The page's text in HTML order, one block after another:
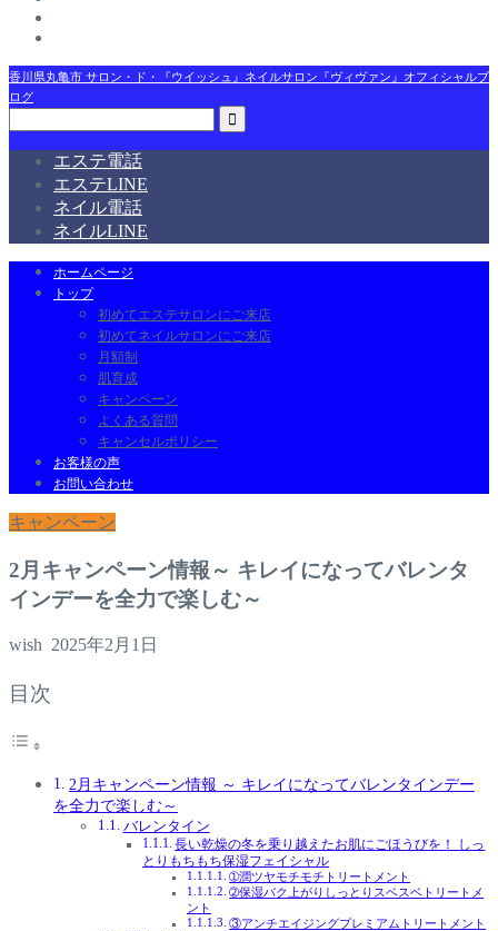
香川県丸亀市 サロン・ド・『ウイッシュ』ネイルサロン『ヴィヴァン』オフィシャルブ
ログ
エステ電話
エステLINE
ネイル電話
ネイルLINE
ホームページ
トップ
初めてエステサロンにご来店
初めてネイルサロンにご来店
月額制
肌育成
キャンペーン
よくある質問
キャンセルポリシー
お客様の声
お問い合わせ
キャンペーン
2月キャンペーン情報～ キレイになってバレンタ
インデーを全力で楽しむ～
wish 2025年2月1日
目次
2月キャンペーン情報 ～ キレイになってバレンタインデー
を全力で楽しむ～
バレンタイン
長い乾燥の冬を乗り越えたお肌にごほうびを！ しっ
とりもちもち保湿フェイシャル
➀潤ツヤモチモチトリートメント
➁保湿バク上がりしっとりスベスベトリートメ
ント
③アンチエイジングプレミアムトリートメント